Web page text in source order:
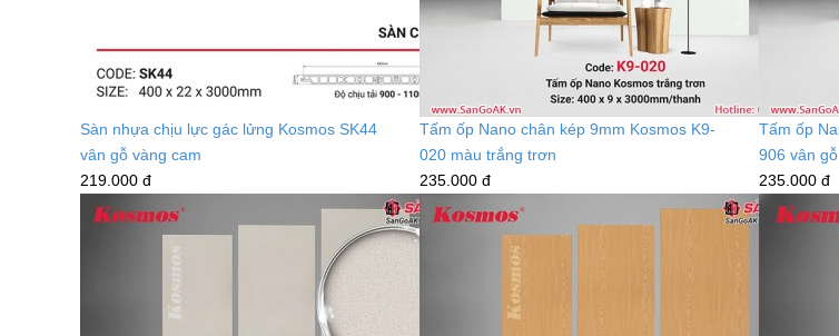
Sàn nhựa chịu lực gác lửng Kosmos SK44
vân gỗ vàng cam
219.000 đ
Tấm ốp Nano chân kép 9mm Kosmos K9-
020 màu trắng trơn
235.000 đ
Tấm ốp
906 vân
235.000 đ